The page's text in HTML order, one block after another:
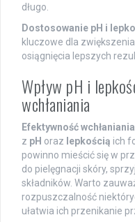
długo.
Dostosowanie pH i
kluczowe dla
osiągnięcia lepszych
Wpływ pH i
wchłaniania
Efektywność
z pH oraz lepkością ich
powinno mieścić się w
do pielęgnacji skóry,
składników. Warto
rozpuszczalność
ułatwia ich przenikanie